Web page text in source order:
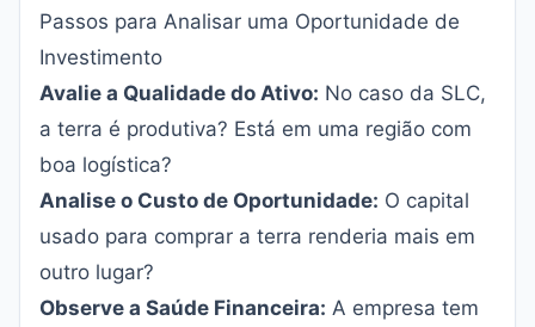
Passos para Analisar uma Oportunidade de
Investimento
Avalie a Qualidade do Ativo: No caso da SLC,
a terra é produtiva? Está em uma região com
boa logística?
Analise o Custo de Oportunidade: O capital
usado para comprar a terra renderia mais em
outro lugar?
Observe a Saúde Financeira: A empresa tem